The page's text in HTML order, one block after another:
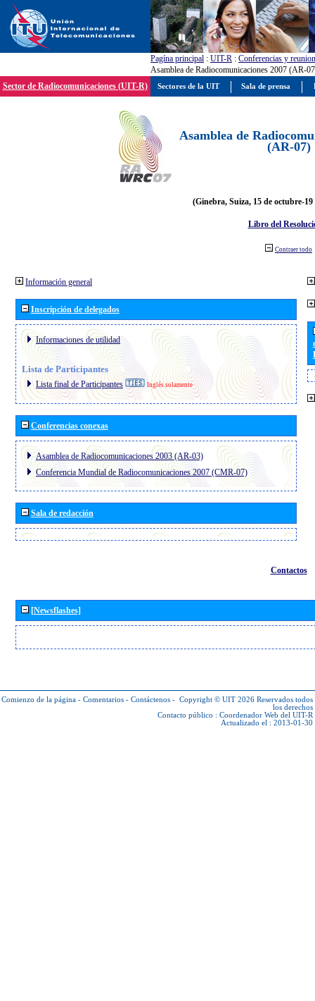
Pagína principal : UIT-R : Conferencias y
Asamblea de Radiocomunicaciones 2007 (AR-
Sector de Radiocomunicaciones (UIT-R)
Asamblea de
(AR-07)
(Ginebra, Suiza, 15 de octubre-19
Libro del
Contraer todo
Información general
Inscripción de delegados
Informaciones de utilidad
Lista de Participantes
Lista final de Participantes Inglés solamente
Conferencias conexas
Asamblea de Radiocomunicaciones 2003 (AR-03)
Conferencia Mundial de Radiocomunicaciones 2007 (CMR-07)
Sala de redacción
Contactos
[Newsflashes]
Comienzo de la página - Comentarios - Contáctenos - Copyright © UIT 2026 Reservados todos
los derechos
Contacto público : Coordenador Web del UIT-R
Actualizado el : 2013-01-30
Sectores de la UIT Sala de prensa